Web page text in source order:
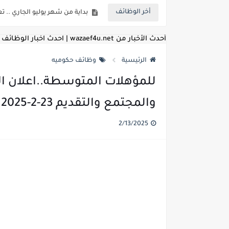
أخر الوظائف
للمؤهلات العليا ..اعلان وظائف
للعمل كضباط متخصصين ..وزارة
اعلان وظائف وزارة التعليم
اعلان وظائف الهيئة
اعلان وظائف الشركة
اعلان وظائف الهيئة القومية
أحدث الأخبار من wazaef4u.net | احدث اخبار الوظائف
الرئيسية وظائف حكوميه
للمؤهلات المتوسطة..اعلان
والمجتمع والتقديم 23-2-2025